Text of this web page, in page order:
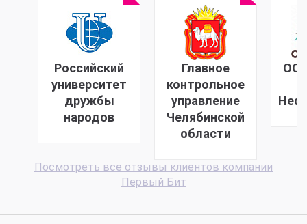
Российский
университет
дружбы
народов
Главное
контрольное
управление
Челябинской
области
Посмотреть все отзывы клиентов компании
Первый Бит